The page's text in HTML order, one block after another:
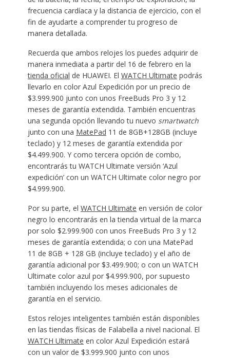
frecuencia cardíaca y la distancia de ejercicio, con el
fin de ayudarte a comprender tu progreso de
manera detallada.
Recuerda que ambos relojes los puedes adquirir de
manera inmediata a partir del 16 de febrero en la
tienda oficial de HUAWEI. El WATCH Ultimate podrás
llevarlo en color Azul Expedición por un precio de
$3.999.900 junto con unos FreeBuds Pro 3 y 12
meses de garantía extendida. También encuentras
una segunda opción llevando tu nuevo smartwatch
junto con una MatePad 11 de 8GB+128GB (incluye
teclado) y 12 meses de garantía extendida por
$4.499.900. Y como tercera opción de combo,
encontrarás tu WATCH Ultimate versión ‘Azul
expedición’ con un WATCH Ultimate color negro por
$4.999.900.
Por su parte, el WATCH Ultimate en versión de color
negro lo encontrarás en la tienda virtual de la marca
por solo $2.999.900 con unos FreeBuds Pro 3 y 12
meses de garantía extendida; o con una MatePad
11 de 8GB + 128 GB (incluye teclado) y el año de
garantía adicional por $3.499.900; o con un WATCH
Ultimate color azul por $4.999.900, por supuesto
también incluyendo los meses adicionales de
garantía en el servicio.
Estos relojes inteligentes también están disponibles
en las tiendas físicas de Falabella a nivel nacional. El
WATCH Ultimate en color Azul Expedición estará
con un valor de $3.999.900 junto con unos